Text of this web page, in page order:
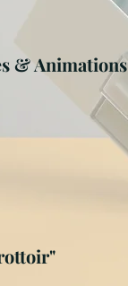
& Animations